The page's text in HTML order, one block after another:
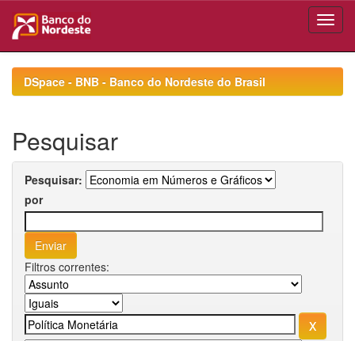
navigationDSpace - BNB - Banco do Nordeste do Brasil
Pesquisar
Pesquisar:
por
Filtros correntes: